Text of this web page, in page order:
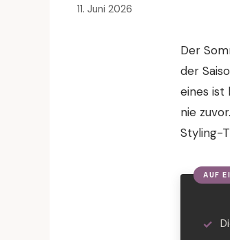
11. Juni 2026
Der
der
eines ist
nie
Styling-